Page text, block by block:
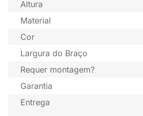
Altura
Material
Cor
Largura do Braço
Requer montagem?
Garantia
Entrega